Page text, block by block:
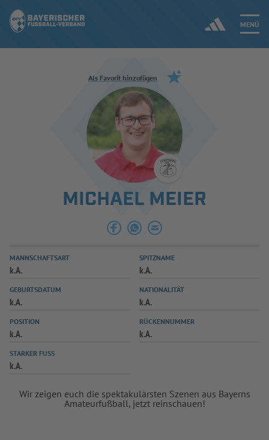
MENÜ
Jetzt einloggen
ERGEBNISSE & WETTBEWERBE
SPIELBETRIEB & VERBANDSLEBEN
AUSBILDUNG & FÖRDERUNG
SPIELPLUS
Als Favorit hinzufügen
MICHAEL MEIER
MANNSCHAFTSART
k.A.
SPITZNAME
k.A.
GEBURTSDATUM
k.A.
NATIONALITÄT
k.A.
POSITION
k.A.
RÜCKENNUMMER
k.A.
STARKER FUSS
k.A.
Wir zeigen euch die spektakulärsten Szenen aus Bayerns
Amateurfußball, jetzt reinschauen!